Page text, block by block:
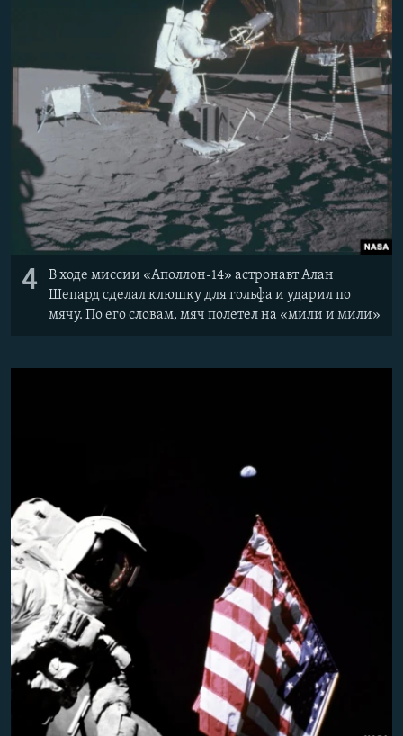
4
В ходе миссии «Аполлон-14» астронавт Алан
Шепард сделал клюшку для гольфа и ударил по
мячу. По его словам, мяч полетел на «мили и мили»